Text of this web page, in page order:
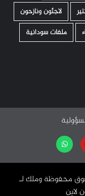
لاجئون ونازحون
ملفات سودانية
تابعنا
واتساب
| جميع الحقوق محفوظة وملك لـ
لاين